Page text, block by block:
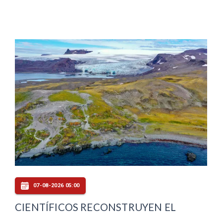
07-08-2026 05:00
CIENTÍFICOS RECONSTRUYEN EL